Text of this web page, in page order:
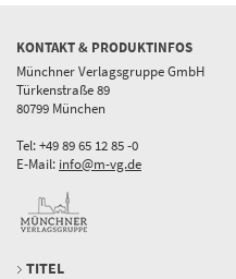
KONTAKT & PRODUKTINFOS
Münchner Verlagsgruppe GmbH
Türkenstraße 89
80799 München
Tel: +49 89 65 12 85 -0
E-Mail: info@m-vg.de
TITEL